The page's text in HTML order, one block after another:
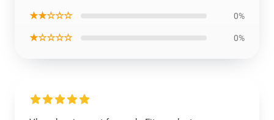
★★☆☆☆ 0%
★☆☆☆☆ 0%